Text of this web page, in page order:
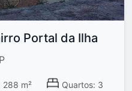
Portal da Ilha
288 m²
Quartos: 3